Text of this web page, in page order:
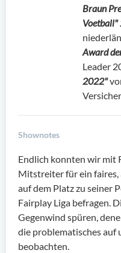
Braun
Award
Leader
2022"
Shownotes
Endlich konnten wir mit
Mitstreiter für ein
auf dem Platz zu seiner
Fairplay Liga befragen.
Gegenwind spüren,
die problematisches auf
beobachten.